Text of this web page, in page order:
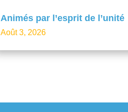
Animés par l’esprit de l’unité
Août 3, 2026